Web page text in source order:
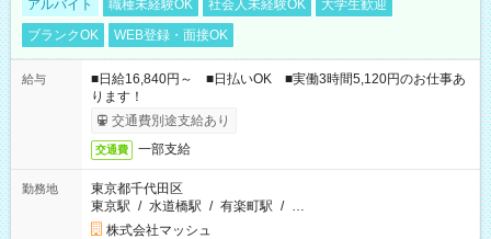
アルバイト 職種未経験OK 社会人未経験OK
大学生歓迎
ブランクOK
WEB登録・面接OK
給与
■日給16,840円～ ■日払いOK ■実働3時間5,120円のお仕事あ
ります！
交通費別途支給あり
交通費 一部支給
勤務地
東京都千代田区
東京駅 / 水道橋駅 / 有楽町駅 / …
株式会社マッシュ